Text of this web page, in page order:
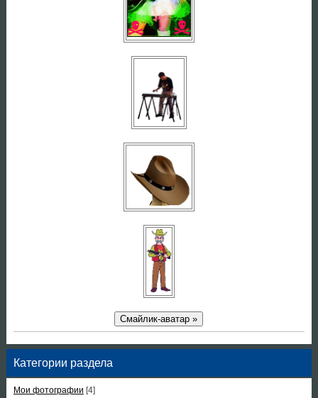
Смайлик-аватар »
Категории раздела
Мои фотографии [4]